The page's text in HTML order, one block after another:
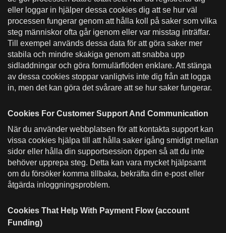
eller loggar in hjälper dessa cookies dig att se hur väl
processen fungerar genom att hålla koll på saker som vilka
steg människor ofta går igenom eller var misstag inträffar.
Till exempel används dessa data för att göra saker mer
stabila och mindre skakiga genom att snabba upp
sidladdningar och göra formulärflöden enklare. Att stänga
av dessa cookies stoppar vanligtvis inte dig från att logga
in, men det kan göra det svårare att se hur saker fungerar.
Cookies For Customer Support And Communication
När du använder webbplatsen för att kontakta support kan
vissa cookies hjälpa till att hålla saker igång smidigt mellan
sidor eller hålla din supportsession öppen så att du inte
behöver upprepa steg. Detta kan vara mycket hjälpsamt
om du försöker komma tillbaka, bekräfta din e-post eller
åtgärda inloggningsproblem.
Cookies That Help With Payment Flow (account
Funding)